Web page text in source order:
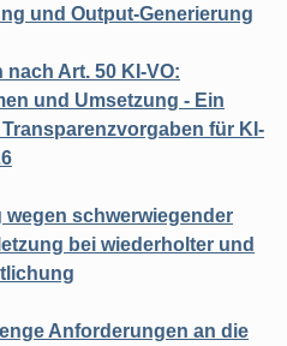
und Output-Generierung
Art. 50 KI-VO:
und Umsetzung - Ein
für KI-
wegen schwerwiegender
bei wiederholter und
Anforderungen an die